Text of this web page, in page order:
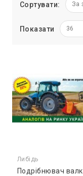
Сортувати: За
Показати 36
Либідь
Подрібнювач